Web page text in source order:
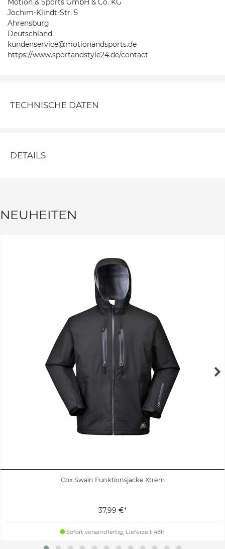
Jochim-Klindt-Str. 5
Ahrensburg
Deutschland
kundenservice@motionandsports.de
https://www.sportandstyle24.de/contact
TECHNISCHE DATEN
DETAILS
NEUHEITEN
Cox Swain Funktionsjacke Xtrem
37,99 €*
Sofort versandfertig, Lieferzeit 48h